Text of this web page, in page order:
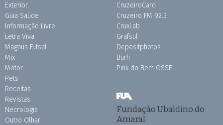
Exterior
Guia Saúde
Informação Livre
Letra Viva
Magnus Futsal
Mix
Motor
Pets
Receitas
Revistas
Necrologia
Outro Olhar
CruzeiroCard
Cruzeiro FM 92.3
CruxLab
Grafsul
Depositphotos
Burh
Pink do Bem OSSEL
Fundação Ubaldino do
Amaral